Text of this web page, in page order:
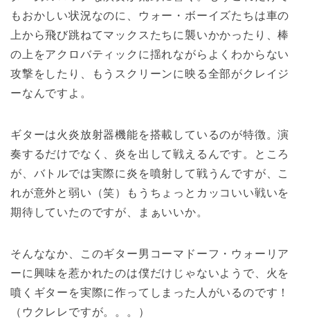
もおかしい状況なのに、ウォー・ボーイズたちは車の
上から飛び跳ねてマックスたちに襲いかかったり、棒
の上をアクロバティックに揺れながらよくわからない
攻撃をしたり、もうスクリーンに映る全部がクレイジ
ーなんですよ。
ギターは火炎放射器機能を搭載しているのが特徴。演
奏するだけでなく、炎を出して戦えるんです。ところ
が、バトルでは実際に炎を噴射して戦うんですが、こ
れが意外と弱い（笑）もうちょっとカッコいい戦いを
期待していたのですが、まぁいいか。
そんななか、このギター男コーマドーフ・ウォーリア
ーに興味を惹かれたのは僕だけじゃないようで、火を
噴くギターを実際に作ってしまった人がいるのです！
（ウクレレですが。。。）